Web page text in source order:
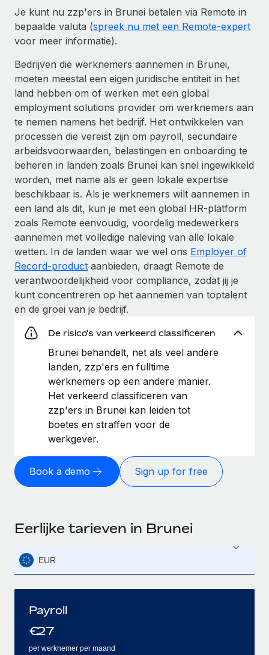
Je kunt nu zzp'ers in Brunei betalen via Remote in
bepaalde valuta (spreek nu met een Remote-expert
voor meer informatie).
Bedrijven die werknemers aannemen in Brunei,
moeten meestal een eigen juridische entiteit in het
land hebben om of werken met een global
employment solutions provider om werknemers aan
te nemen namens het bedrijf. Het ontwikkelen van
processen die vereist zijn om payroll, secundaire
arbeidsvoorwaarden, belastingen en onboarding te
beheren in landen zoals Brunei kan snel ingewikkeld
worden, met name als er geen lokale expertise
beschikbaar is. Als je werknemers wilt aannemen in
een land als dit, kun je met een global HR-platform
zoals Remote eenvoudig, voordelig medewerkers
aannemen met volledige naleving van alle lokale
wetten. In de landen waar we wel ons Employer of
Record-product aanbieden, draagt Remote de
verantwoordelijkheid voor compliance, zodat jij je
kunt concentreren op het aannemen van toptalent
en de groei van je bedrijf.
De risico's van verkeerd classificeren
Brunei behandelt, net als veel andere
landen, zzp'ers en fulltime
werknemers op een andere manier.
Het verkeerd classificeren van
zzp'ers in Brunei kan leiden tot
boetes en straffen voor de
werkgever.
Book a demo Sign up for free
Eerlijke tarieven in Brunei
EUR
Payroll
€27
per werknemer per maand